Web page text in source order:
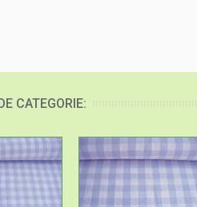
CATEGORIE: